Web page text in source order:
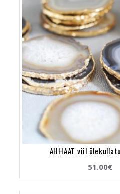
AHHAAT viil
51.00€